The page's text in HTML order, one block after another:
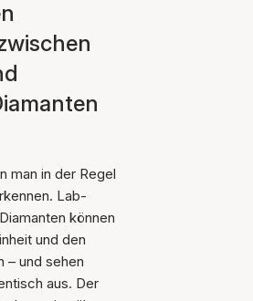
man in der Regel
Lab-
können
und den
– und sehen
aus. Der